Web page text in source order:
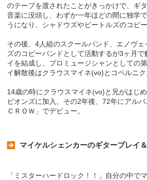
のテープを渡されたことがきっかけで、ギ
音楽に没頭し、わずか一年ほどの間に独学
うになり、シャドウズやビートルズのコピ
その後、4人組のスクールバンド、エノヴ
ズのコピーバンドとして活動するが3ヶ月
イを結成し、プロミュージシャンとしての
イ解散後はクラウスマイネ(vo)とコペルニク
14歳の時にクラウスマイネ(vo)と兄がはじ
ピオンズに加入。その2年後、72年にアル
ＣＲＯＷ」でデビュー。
マイケルシェンカーのギタープレイ
「ミスターハードロック！！」自分の中で